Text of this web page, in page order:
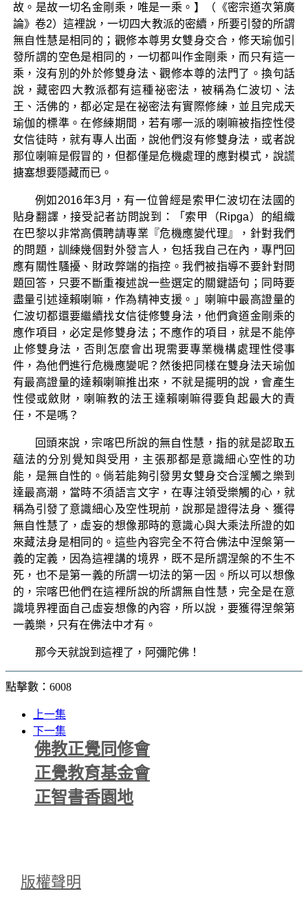
故。是故一切名金剛乘，唯是一乘。】（《密宗道次第廣
論》卷2）這裡說，一切四大教派的密續，所要引發的所謂
無自性慧是相同的；觀修本尊男女雙身交合，修天瑜伽引
發所謂的空色是相同的，一切都叫作金剛乘，而只有這一
乘，沒有別的外於修雙身法、觀修本尊的法門了。換句話
說，藏密四大教派都有這種祕密法，被稱為仁波切、法
王、活佛的，都必定是在祕密法有實際修練，並且完成天
瑜伽的標準。在修練期間，若有哪一派的喇嘛被指控性侵
女信徒時，就有專人出面，說他們沒有修雙身法，或者說
那位喇嘛是假冒的，但都僅是危機處理的應對模式，說謊
搪塞想要隱藏而已。
例如2016年3月，有一位曾經是索甲仁波切在法國的
貼身翻譯，接受記者訪問說到：「索甲（Ripga）的組織
在巴黎以非常高價聘請專業『危機應變代理』，針對我們
的問題，訓練幾個對外發言人，包括我自己在內，專門回
應有關性騷擾、財政弊端的指控。我們被指導不要針對問
題回答，只要不斷重複述說一些選定的關鍵語句；同時要
盡量引述達賴喇嘛，作為精神支援。」喇嘛中最高證量的
仁波切都還要繼續找女信徒修雙身法，他們貪道金剛乘的
應作項目，必定是修雙身法；不應作的項目，就是不能停
止修雙身法，否則怎麼會出現需要專業機構處理性侵事
件，為他們進行危機應變呢？然後把同樣在雙身法天瑜伽
有最高證量的達賴喇嘛推出來，不就是擺明的說，會產生
性侵或斂財，喇嘛教的法王達賴喇嘛得要負起最大的責
任，不是嗎？
回頭來說，宗喀巴所說的無自性慧，指的就是認取五
蘊法的分別覺知與受用，主張那都是意識細心空性的功
能，是無自性的。倘若能夠引發男女雙身交合淫觸之樂到
達最高潮，當時不須語言文字，在專注領受樂觸的心，就
稱為引發了意識細心及空性現前，說那是證得法身、獲得
無自性慧了，虛妄的想像那時的意識心與大乘法所證的如
來藏法身是相同的。這些內容完全不符合佛法中涅槃第一
義的定義，因為這裡講的境界，既不是所謂涅槃的不生不
死，也不是第一義的所謂一切法的第一因。所以可以想像
的，宗喀巴他們在這裡所說的所謂無自性慧，完全是在意
識境界裡面自己虛妄想像的內容，所以說，要獲得涅槃第
一義樂，只有在佛法中才有。
那今天就說到這裡了，阿彌陀佛！
點擊數：6008
上一集
下一集
佛教正覺同修會
正覺教育基金會
正智書香園地
版權聲明